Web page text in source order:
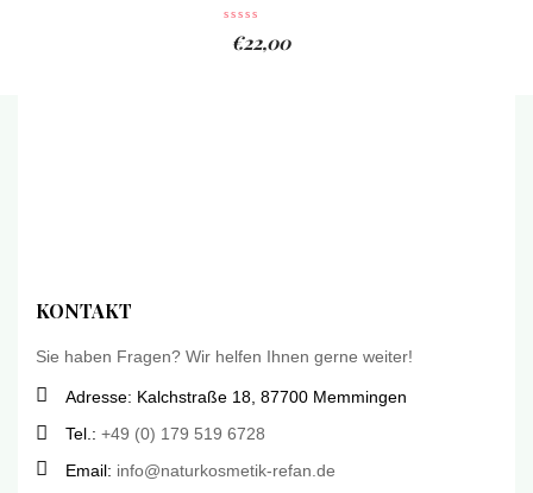
€22,00
KONTAKT
Sie haben Fragen? Wir helfen Ihnen gerne weiter!
Adresse: Kalchstraße 18, 87700 Memmingen
Tel.: +49 (0) 179 519 6728
Email: info@naturkosmetik-refan.de